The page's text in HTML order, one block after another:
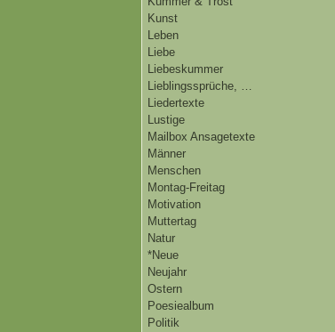
Kunst
Leben
Liebe
Liebeskummer
Lieblingssprüche, …
Liedertexte
Lustige
Mailbox Ansagetexte
Männer
Menschen
Montag-Freitag
Motivation
Muttertag
Natur
*Neue
Neujahr
Ostern
Poesiealbum
Politik